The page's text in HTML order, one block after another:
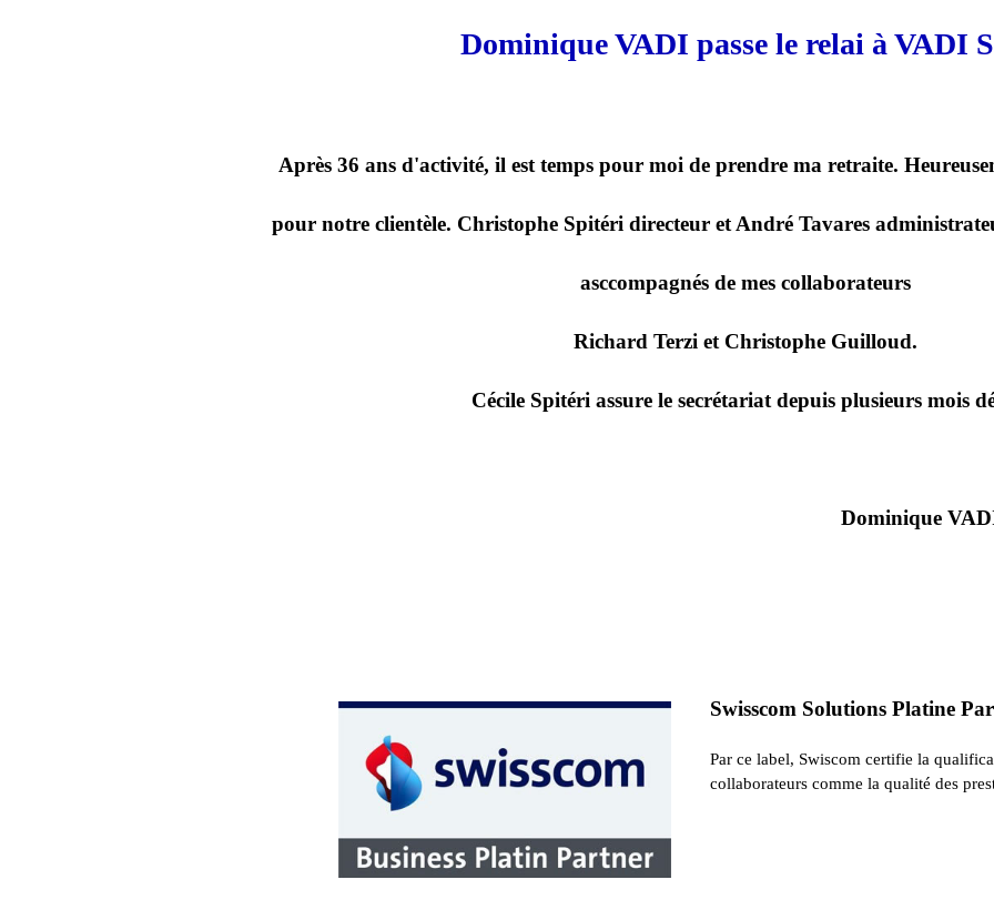
Dominique VADI passe le relai à VADI
Après 36 ans d'activité, il est temps pour moi de prendre ma retraite.
pour notre clientèle. Christophe Spitéri directeur et André Tavares
asccompagnés de mes collaborateurs
Richard Terzi et Christophe Guilloud.
Cécile Spitéri assure le secrétariat depuis plusieurs mois
Dominique
Swisscom Solutions Platine
Par ce label, Swiscom certifie la
collaborateurs comme la qualité des